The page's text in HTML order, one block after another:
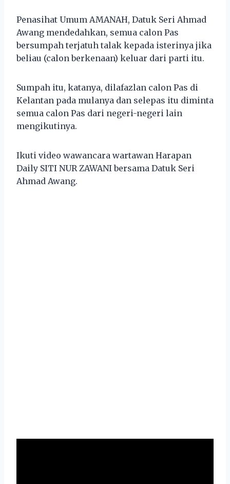
Penasihat Umum AMANAH, Datuk Seri Ahmad
Awang mendedahkan, semua calon Pas
bersumpah terjatuh talak kepada isterinya jika
beliau (calon berkenaan) keluar dari parti itu.
Sumpah itu, katanya, dilafazlan calon Pas di
Kelantan pada mulanya dan selepas itu diminta
semua calon Pas dari negeri-negeri lain
mengikutinya.
Ikuti video wawancara wartawan Harapan
Daily SITI NUR ZAWANI bersama Datuk Seri
Ahmad Awang.